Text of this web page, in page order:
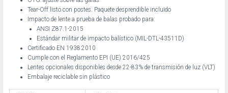
Tear-Off listo con postes. Paquete desprendible incluido
Impacto de lente a prueba de balas probado para:
ANSI Z87.1-2015
Estándar militar de impacto balístico (MIL-DTL-43511D)
Certificado EN 1938:2010
Cumple con el Reglamento EPI (UE) 2016/425
Lentes opcionales disponibles desde 22-83% de transmisión de luz (VLT)
Embalaje reciclable sin plástico